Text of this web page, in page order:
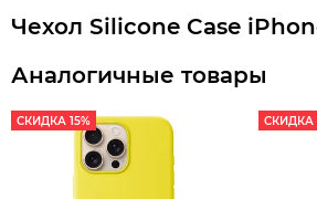
Чехол Silicone Case
Аналогичные товары
СКИДКА 15% СКИДКА